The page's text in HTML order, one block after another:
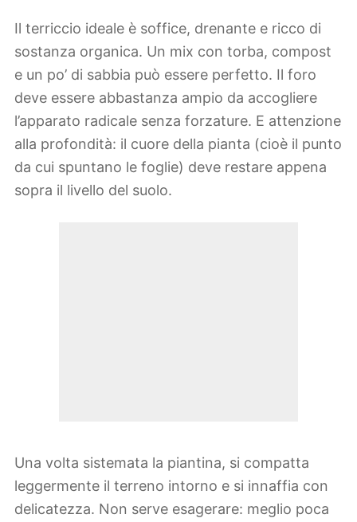
Il terriccio ideale è soffice, drenante e ricco di
sostanza organica. Un mix con torba, compost
e un po’ di sabbia può essere perfetto. Il foro
deve essere abbastanza ampio da accogliere
l’apparato radicale senza forzature. E attenzione
alla profondità: il cuore della pianta (cioè il punto
da cui spuntano le foglie) deve restare appena
sopra il livello del suolo.
Una volta sistemata la piantina, si compatta
leggermente il terreno intorno e si innaffia con
delicatezza. Non serve esagerare: meglio poca